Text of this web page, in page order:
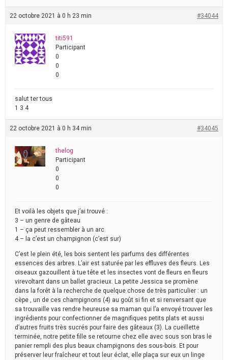
22 octobre 2021 à 0 h 23 min #34044
titi591
Participant
0
0
0
salut ter tous
1 3 4
22 octobre 2021 à 0 h 34 min #34045
thelog
Participant
0
0
0
Et voilà les objets que j’ai trouvé :
3 – un genre de gâteau
1 – ça peut ressembler à un arc
4 – la c’est un champignon (c’est sur)
C’est le plein été, les bois sentent les parfums des différentes
essences des arbres. L’air est saturée par les effluves des fleurs. Les
oiseaux gazouillent à tue tête et les insectes vont de fleurs en fleurs
virevoltant dans un ballet gracieux. La petite Jessica se promène
dans la forêt à la recherche de quelque chose de très particulier : un
cèpe , un de ces champignons (4) au goût si fin et si renversant que
sa trouvaille vas rendre heureuse sa maman qui l’a envoyé trouver les
ingrédients pour confectionner de magnifiques petits plats et aussi
d’autres fruits très sucrés pour faire des gâteaux (3). La cueillette
terminée, notre petite fille se retourne chez elle avec sous son bras le
panier rempli des plus beaux champignons des sous-bois. Et pour
préserver leur fraîcheur et tout leur éclat, elle plaça sur eux un linge